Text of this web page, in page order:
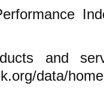
and
data/